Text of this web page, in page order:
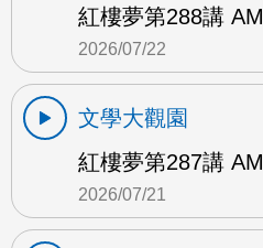
紅樓夢第288講 AM
2026/07/22
文學大觀園
紅樓夢第287講 AM
2026/07/21